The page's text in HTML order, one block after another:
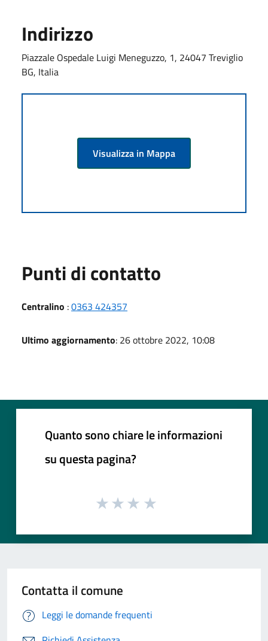
Indirizzo
Piazzale Ospedale Luigi Meneguzzo, 1, 24047 Treviglio
BG, Italia
Visualizza in Mappa
Punti di contatto
Centralino :0363 424357
Ultimo aggiornamento: 26 ottobre 2022, 10:08
Quanto sono chiare le informazioni
su questa pagina?
Contatta il comune
Leggi le domande frequenti